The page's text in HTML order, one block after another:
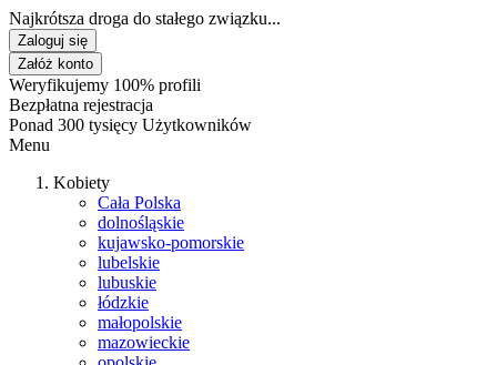
Najkrótsza droga do stałego związku...
Zaloguj się
Załóż konto
Weryfikujemy 100% profili
Bezpłatna rejestracja
Ponad 300 tysięcy Użytkowników
Menu
Kobiety
Cała Polska
dolnośląskie
kujawsko-pomorskie
lubelskie
lubuskie
łódzkie
małopolskie
mazowieckie